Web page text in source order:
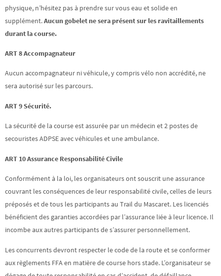
physique, n’hésitez pas à prendre sur vous eau et solide en
supplément.Aucun gobelet ne sera présent sur les ravitaillements
durant la course.
ART 8 Accompagnateur
Aucun accompagnateur ni véhicule, y compris vélo non accrédité, ne
sera autorisé sur les parcours.
ART 9 Sécurité.
La sécurité de la course est assurée par un médecin et 2 postes de
secouristes ADPSE avec véhicules et une ambulance.
ART 10 Assurance Responsabilité Civile
Conformément à la loi, les organisateurs ont souscrit une assurance
couvrant les conséquences de leur responsabilité civile, celles de leurs
préposés et de tous les participants au Trail du Mascaret. Les licenciés
bénéficient des garanties accordées par l’assurance liée à leur licence. Il
incombe aux autres participants de s’assurer personnellement.
Les concurrents devront respecter le code de la route et se conformer
aux règlements FFA en matière de course hors stade. L’organisateur se